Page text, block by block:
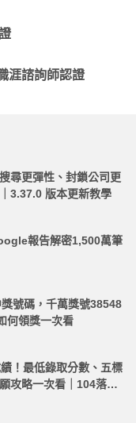
涯諮詢師認證
尋更彈性、封鎖公司更
3.37.0 版本更新教學
報告解密1,500萬筆
號碼，千萬獎號38548
何領獎一次看
！最低錄取分數、五標
攻略一次看｜104落點